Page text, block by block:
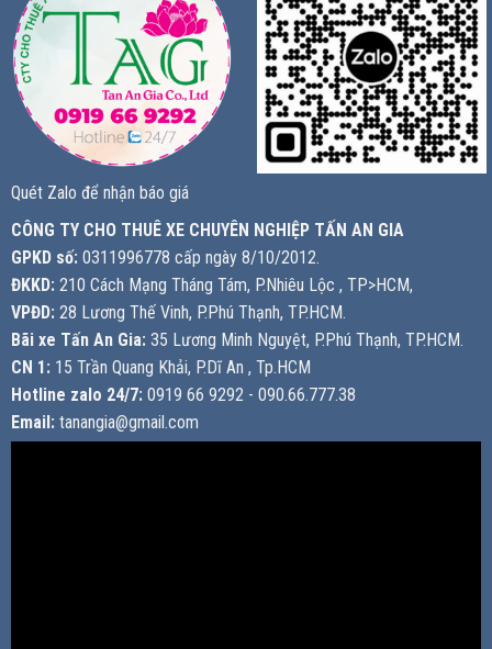
Quét Zalo để nhận báo giá
CÔNG TY CHO THUÊ XE CHUYÊN NGHIỆP TẤN AN GIA
GPKD số: 0311996778 cấp ngày 8/10/2012.
ĐKKD: 210 Cách Mạng Tháng Tám, P.Nhiêu Lộc , TP>HCM,
VPĐD: 28 Lương Thế Vinh, P.Phú Thạnh, TP.HCM.
Bãi xe Tấn An Gia: 35 Lương Minh Nguyệt, P.Phú Thạnh, TP.HCM.
CN 1: 15 Trần Quang Khải, P.Dĩ An , Tp.HCM
Hotline zalo 24/7: 0919 66 9292 - 090.66.777.38
Email: tanangia@gmail.com